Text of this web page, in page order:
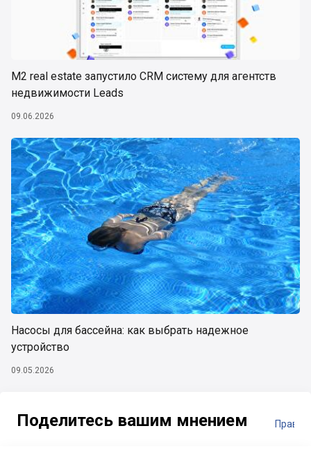
М2 real estate запустило CRM систему для агентств
недвижимости Leads
09.06.2026
Насосы для бассейна: как выбрать надежное
устройство
09.05.2026
Поделитесь вашим мнением